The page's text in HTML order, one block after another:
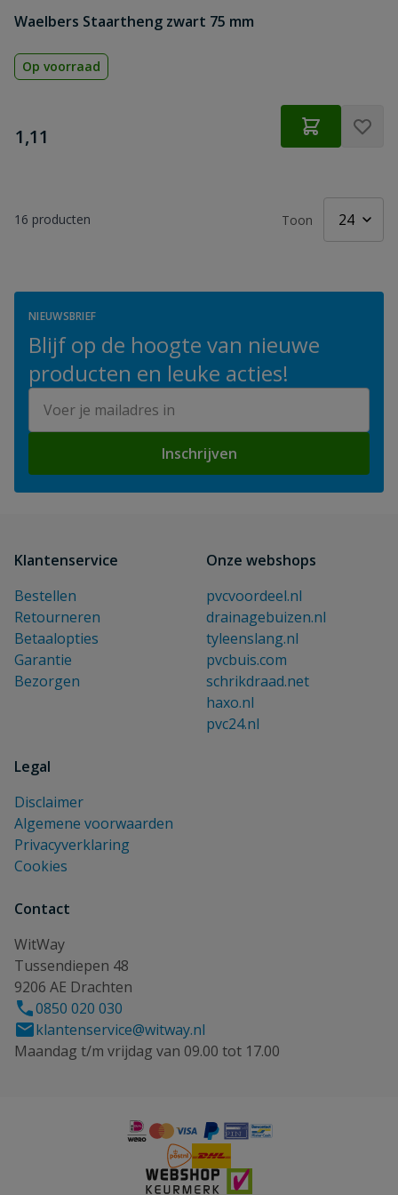
Waelbers Staartheng zwart 75 mm
Op voorraad
€
1,11
16 producten Toon
NIEUWSBRIEF
Blijf op de hoogte van nieuwe
producten en leuke acties!
Inschrijven
Klantenservice
Bestellen
Retourneren
Betaalopties
Garantie
Bezorgen
Onze webshops
pvcvoordeel.nl
drainagebuizen.nl
tyleenslang.nl
pvcbuis.com
schrikdraad.net
haxo.nl
pvc24.nl
Legal
Disclaimer
Algemene voorwaarden
Privacyverklaring
Cookies
Contact
WitWay
Tussendiepen 48
9206 AE Drachten
0850 020 030
klantenservice@witway.nl
Maandag t/m vrijdag van 09.00 tot 17.00